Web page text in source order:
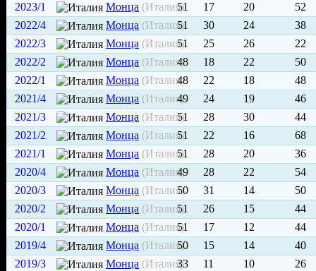
2023/1
Монца (Италия)
51 17 20
52
2022/4
Монца (Италия)
51 30 24
38
2022/3
Монца (Италия)
51 25 26
22
2022/2
Монца (Италия)48 18 22
50
2022/1
Монца (Италия)48 22 18
48
2021/4
Монца (Италия)49 24 19
46
2021/3
Монца (Италия)
51 28 30
44
2021/2
Монца (Италия)
51 22 16
68
2021/1
Монца (Италия)
51 28 20
36
2020/4
Монца (Италия)49 28 22
54
2020/3
Монца (Италия)50 31 14
50
2020/2
Монца (Италия)
51 26 15
44
2020/1
Монца (Италия)
51 17 12
44
2019/4
Монца (Италия)50 15 14
40
2019/3
Монца (Италия)33 11 10
26